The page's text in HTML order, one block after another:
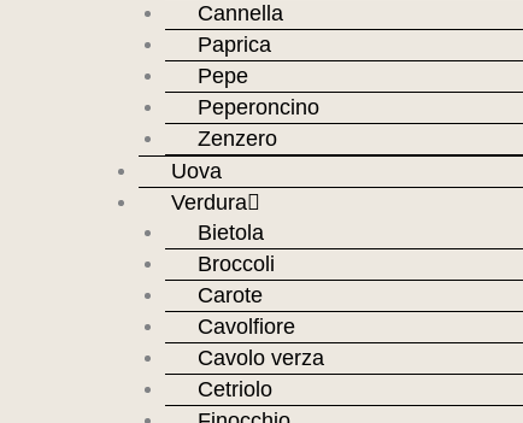
Cannella
Paprica
Pepe
Peperoncino
Zenzero
Uova
Verdura
Bietola
Broccoli
Carote
Cavolfiore
Cavolo verza
Cetriolo